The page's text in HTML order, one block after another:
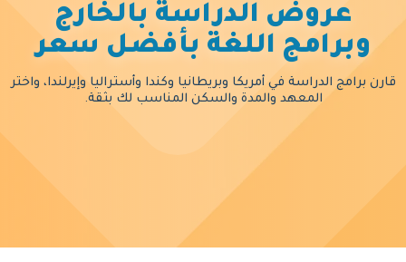
عروض الدراسة بالخارج
وبرامج اللغة بأفضل سعر
قارن برامج الدراسة في أمريكا وبريطانيا وكندا وأستراليا وإيرلندا، واختر
المعهد والمدة والسكن المناسب لك بثقة.